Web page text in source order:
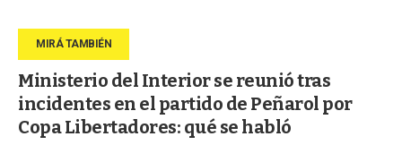
Ministerio del Interior se reunió tras
incidentes en el partido de Peñarol por
Copa Libertadores: qué se habló